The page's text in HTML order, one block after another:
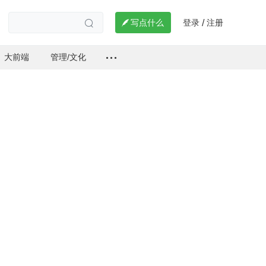
  写点什么 登录 / 注册
大前端 管理/文化